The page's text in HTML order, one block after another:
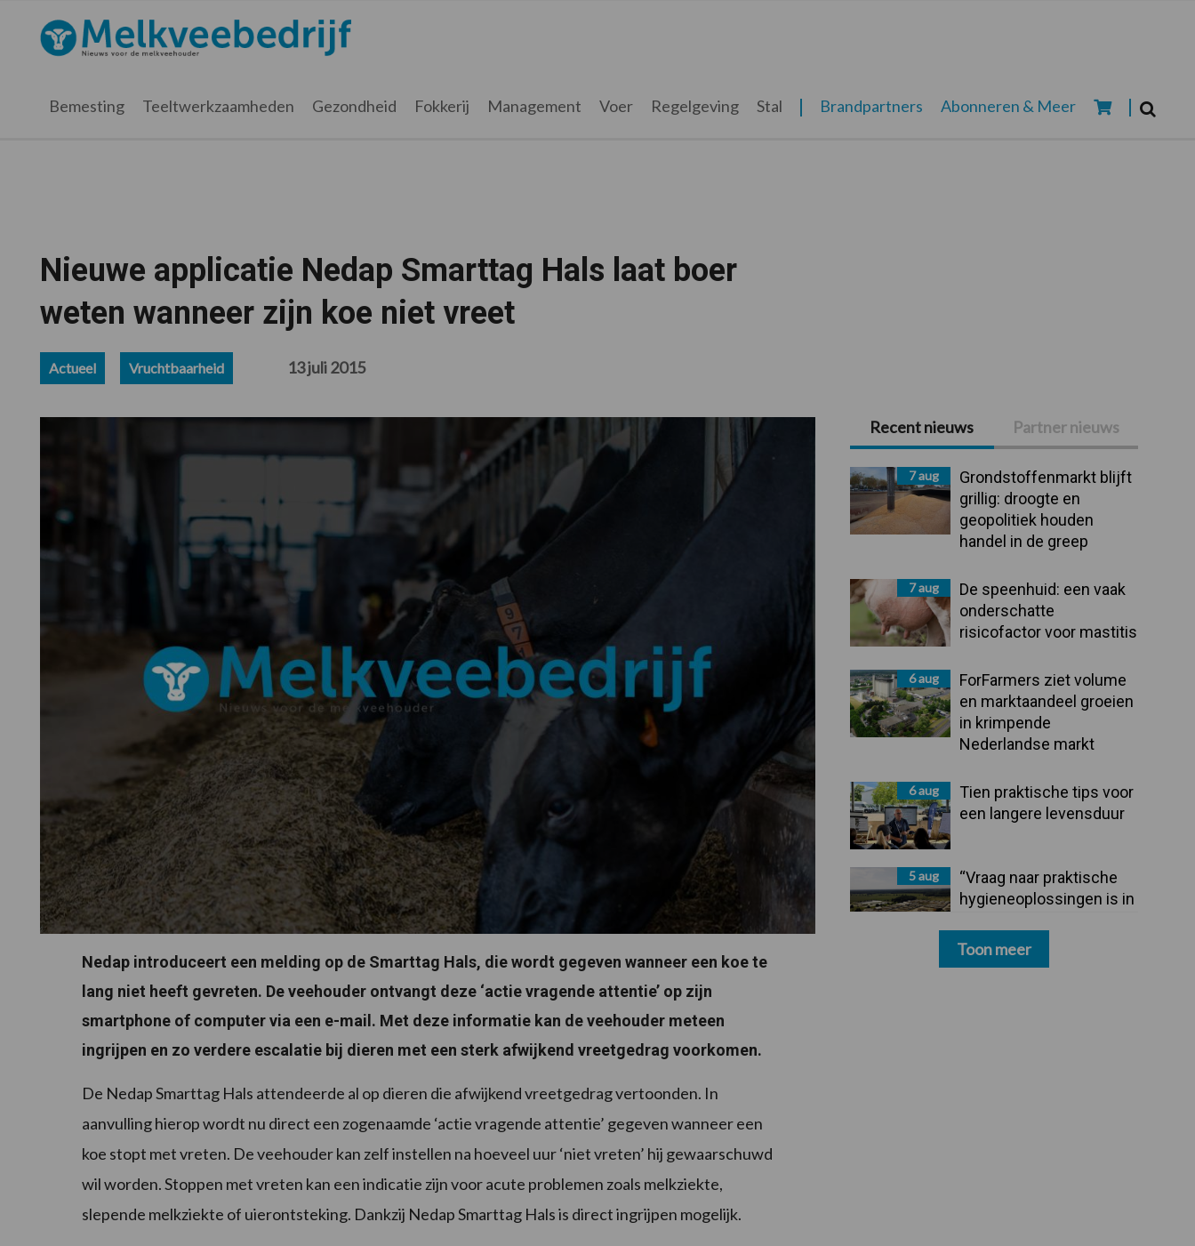
hoofdnavigatie
hoofd
eerste
voettekst
Melkveebedrijf.nl
Bemesting Teeltwerkzaamheden Gezondheid Fokkerij Management Voer Regelgeving Stal Brandpartners Abonneren & Meer
Nieuwe applicatie Nedap Smarttag Hals laat boer
weten wanneer zijn koe niet vreet
Actueel Vruchtbaarheid 13 juli 2015
Nedap introduceert een melding op de Smarttag Hals, die wordt gegeven wanneer een koe te
lang niet heeft gevreten. De veehouder ontvangt deze ‘actie vragende attentie’ op zijn
smartphone of computer via een e-mail. Met deze informatie kan de veehouder meteen
ingrijpen en zo verdere escalatie bij dieren met een sterk afwijkend vreetgedrag voorkomen.
De Nedap Smarttag Hals attendeerde al op dieren die afwijkend vreetgedrag vertoonden. In
aanvulling hierop wordt nu direct een zogenaamde ‘actie vragende attentie’ gegeven wanneer een
koe stopt met vreten. De veehouder kan zelf instellen na hoeveel uur ‘niet vreten’ hij gewaarschuwd
wil worden. Stoppen met vreten kan een indicatie zijn voor acute problemen zoals melkziekte,
slepende melkziekte of uierontsteking. Dankzij Nedap Smarttag Hals is direct ingrijpen mogelijk.
Primaire
Sidebar
Recent nieuws Partner nieuws
7 aug
Grondstoffenmarkt blijft
grillig: droogte en
geopolitiek houden
handel in de greep
7 aug
De speenhuid: een vaak
onderschatte
risicofactor voor mastitis
6 aug
ForFarmers ziet volume
en marktaandeel groeien
in krimpende
Nederlandse markt
6 aug
Tien praktische tips voor
een langere levensduur
5 aug
“Vraag naar praktische
hygieneoplossingen is in
Toon meer